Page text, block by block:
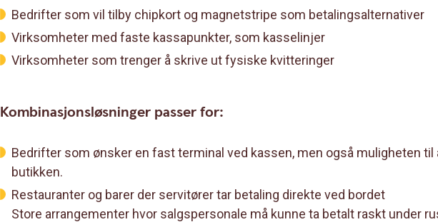
Bedrifter som vil tilby chipkort og magnetstripe som betalingsalternativer
Virksomheter med faste kassapunkter, som kasselinjer
Virksomheter som trenger å skrive ut fysiske kvitteringer
Kombinasjonsløsninger passer for:
Bedrifter som ønsker en fast terminal ved kassen, men også muligheten til
butikken.
Restauranter og barer der servitører tar betaling direkte ved bordet
Store arrangementer hvor salgspersonale må kunne ta betalt raskt under